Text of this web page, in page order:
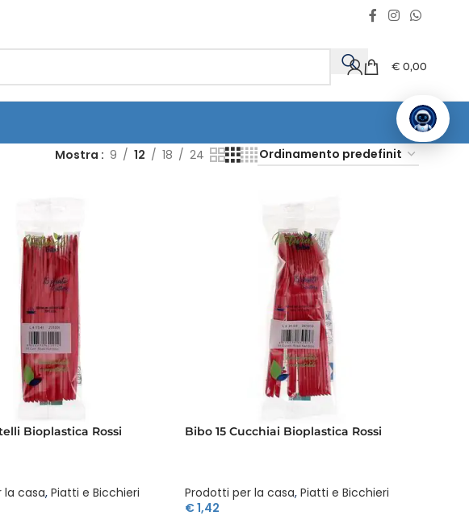
€ 0,00
Mostra 9 12 18 24
Bioplastica Rossi
la casa, Piatti e Bicchieri
Bibo 15 Cucchiai Bioplastica Rossi
Prodotti per la casa, Piatti e Bicchieri
€1,42